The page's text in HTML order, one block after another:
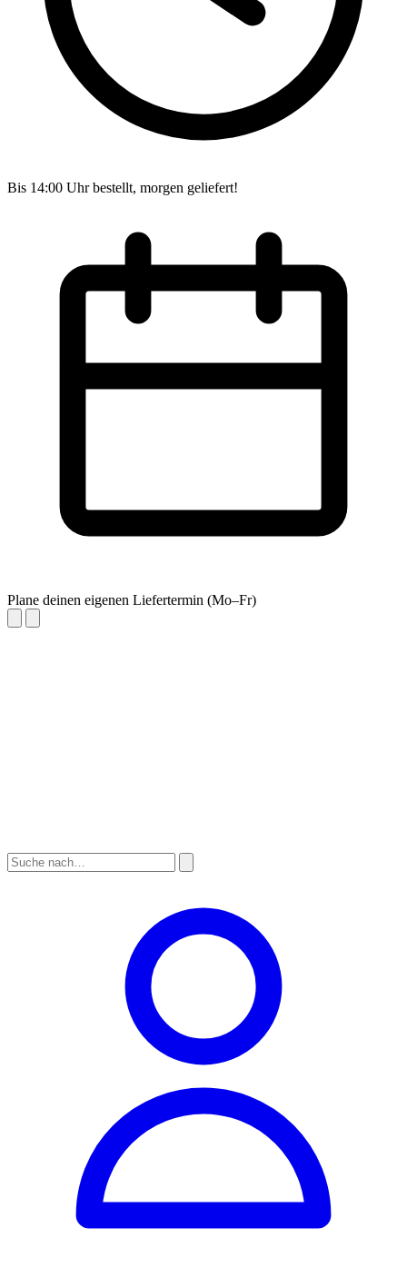
Bis 14:00 Uhr bestellt, morgen geliefert!
Plane deinen eigenen Liefertermin (Mo–Fr)